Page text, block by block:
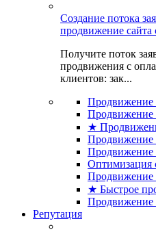
Создание потока
продвижение
Получите поток
продвижения с
клиентов: зак...
Продвижение
Продвижение
★
Продвижение
Продвижение
Оптимизация
Продвижение
★ Быстрое
Продвижение
Репутация